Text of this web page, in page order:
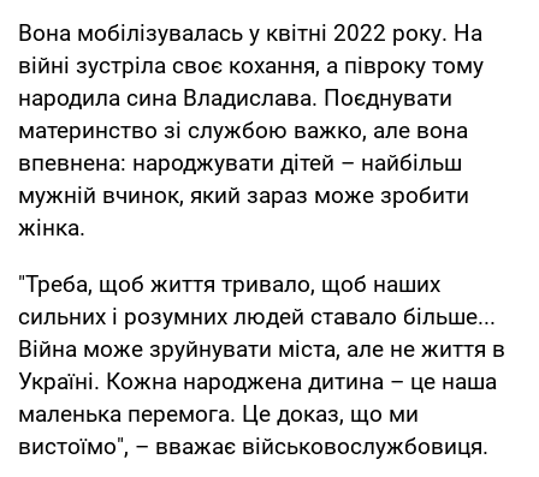
Вона мобілізувалась у квітні 2022 року. На
війні зустріла своє кохання, а півроку тому
народила сина Владислава. Поєднувати
материнство зі службою важко, але вона
впевнена: народжувати дітей – найбільш
мужній вчинок, який зараз може зробити
жінка.
"Треба, щоб життя тривало, щоб наших
сильних і розумних людей ставало більше...
Війна може зруйнувати міста, але не життя в
Україні. Кожна народжена дитина – це наша
маленька перемога. Це доказ, що ми
вистоїмо", – вважає військовослужбовиця.